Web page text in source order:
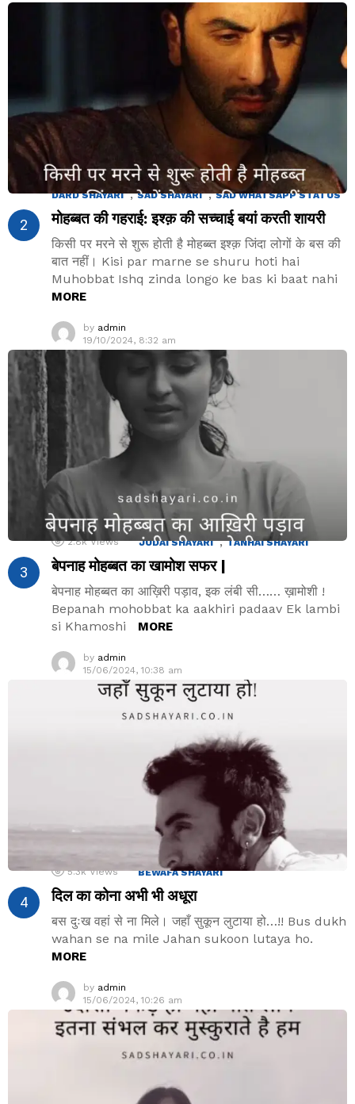
2.9k Views
DARD SHAYARI ,SAD SHAYARI ,SAD WHATSAPP STATUS
मोहब्बत की गहराई: इश्क़ की सच्चाई बयां करती शायरी
किसी पर मरने से शुरू होती है मोहब्ब्त इश्क़ जिंदा लोगों के बस की
बात नहीं। Kisi par marne se shuru hoti hai
Muhobbat Ishq zinda longo ke bas ki baat nahi
MORE
by admin
19/10/2024, 8:32 am
2.8k Views JUDAI SHAYARI ,TANHAI SHAYARI
बेपनाह मोहब्बत का खामोश सफर |
बेपनाह मोहब्बत का आख़िरी पड़ाव, इक लंबी सी…… ख़ामोशी !
Bepanah mohobbat ka aakhiri padaav Ek lambi
si Khamoshi MORE
by admin
15/06/2024, 10:38 am
5.3k Views BEWAFA SHAYARI
दिल का कोना अभी भी अधूरा
बस दुःख वहां से ना मिले। जहाँ सुकून लुटाया हो…!! Bus dukh
wahan se na mile Jahan sukoon lutaya ho.
MORE
by admin
15/06/2024, 10:26 am